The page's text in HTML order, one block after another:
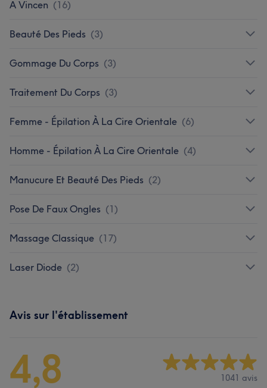
A Vincen (16)
Beauté Des Pieds (3)
Gommage Du Corps (3)
Traitement Du Corps (3)
Femme - Épilation À La Cire Orientale (6)
Homme - Épilation À La Cire Orientale (4)
Manucure Et Beauté Des Pieds (2)
Pose De Faux Ongles (1)
Massage Classique (17)
Laser Diode (2)
Avis sur l'établissement
4,8 1041 avis